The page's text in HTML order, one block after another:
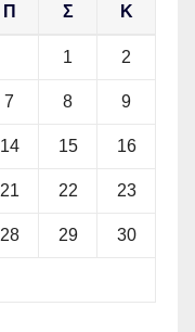
Π Σ Κ
1 2
7 8 9
14 15 16
21 22 23
28 29 30